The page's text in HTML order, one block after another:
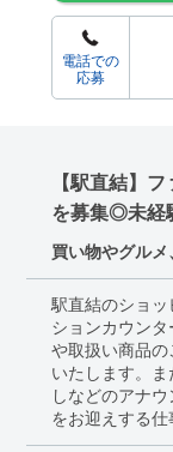
電話での
応募
【駅直結】
を募集◎未経
買い物やグル
駅直結のショ
ションカウン
や取扱い商品
いたします。
しなどのアナ
をお迎えする仕